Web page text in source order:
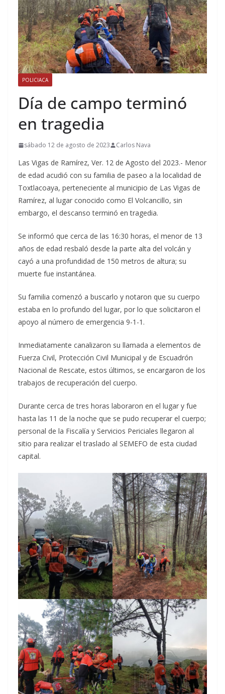
POLICIACA
Día de campo terminó
en tragedia
sábado 12 de agosto de 2023 Carlos Nava
Las Vigas de Ramírez, Ver. 12 de Agosto del 2023.- Menor
de edad acudió con su familia de paseo a la localidad de
Toxtlacoaya, perteneciente al municipio de Las Vigas de
Ramírez, al lugar conocido como El Volcancillo, sin
embargo, el descanso terminó en tragedia.
Se informó que cerca de las 16:30 horas, el menor de 13
años de edad resbaló desde la parte alta del volcán y
cayó a una profundidad de 150 metros de altura; su
muerte fue instantánea.
Su familia comenzó a buscarlo y notaron que su cuerpo
estaba en lo profundo del lugar, por lo que solicitaron el
apoyo al número de emergencia 9-1-1.
Inmediatamente canalizaron su llamada a elementos de
Fuerza Civil, Protección Civil Municipal y de Escuadrón
Nacional de Rescate, estos últimos, se encargaron de los
trabajos de recuperación del cuerpo.
Durante cerca de tres horas laboraron en el lugar y fue
hasta las 11 de la noche que se pudo recuperar el cuerpo;
personal de la Fiscalía y Servicios Periciales llegaron al
sitio para realizar el traslado al SEMEFO de esta ciudad
capital.